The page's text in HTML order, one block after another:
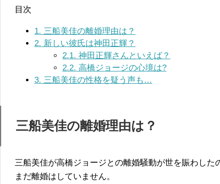
目次
1. 三船美佳の離婚理由は？
2. 新しい彼氏は神田正輝？
2.1. 神田正輝さんといえば？
2.2. 高橋ジョージの心境は?
3. 三船美佳の性格を疑う声も…
三船美佳の離婚理由は？
三船美佳が高橋ジョージとの離婚騒動が世を賑わした
まだ離婚はしていません。